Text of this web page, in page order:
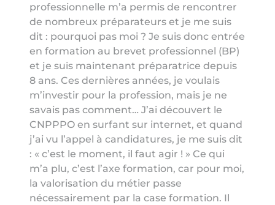
professionnelle m’a permis de rencontrer
de nombreux préparateurs et je me suis
dit : pourquoi pas moi ? Je suis donc entrée
en formation au brevet professionnel (BP)
et je suis maintenant préparatrice depuis
8 ans. Ces dernières années, je voulais
m’investir pour la profession, mais je ne
savais pas comment… J’ai découvert le
CNPPPO en surfant sur internet, et quand
j’ai vu l’appel à candidatures, je me suis dit
: « c’est le moment, il faut agir ! » Ce qui
m’a plu, c’est l’axe formation, car pour moi,
la valorisation du métier passe
nécessairement par la case formation. Il